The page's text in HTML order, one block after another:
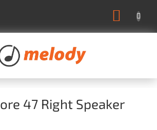
47 Right Speaker